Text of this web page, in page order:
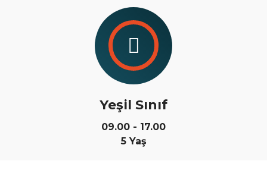
Yeşil Sınıf
09.00 - 17.00
5 Yaş